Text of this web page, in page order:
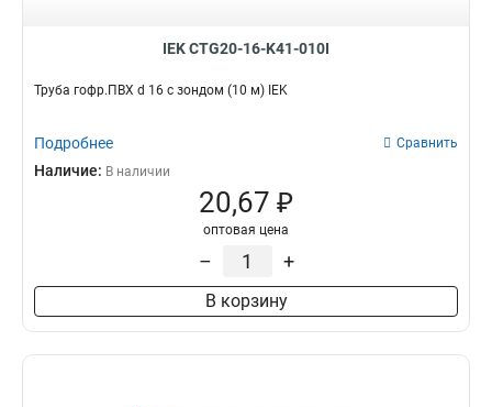
IEK CTG20-16-K41-010I
Труба гофр.ПВХ d 16 с зондом (10 м) IEK
Подробнее Сравнить
Наличие: В наличии
20,67 ₽
оптовая цена
– +
В корзину